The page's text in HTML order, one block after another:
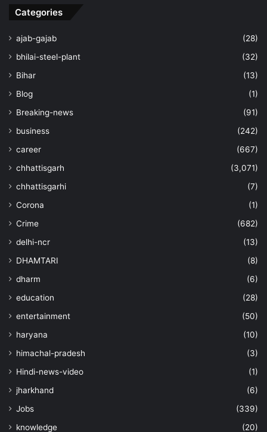
Categories
ajab-gajab
(28)
bhilai-steel-plant
(32)
Bihar
(13)
Blog
(1)
Breaking-news
(91)
business
(242)
career
(667)
chhattisgarh
(3,071)
chhattisgarhi
(7)
Corona
(1)
Crime
(682)
delhi-ncr
(13)
DHAMTARI
(8)
dharm
(6)
education
(28)
entertainment
(50)
haryana
(10)
himachal-pradesh
(3)
Hindi-news-video
(1)
jharkhand
(6)
Jobs
(339)
knowledge
(20)